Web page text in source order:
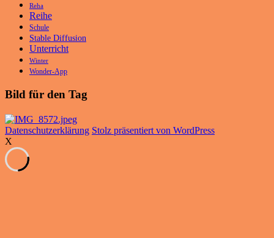
Reha
Reihe
Schule
Stable Diffusion
Unterricht
Winter
Wonder-App
Bild für den Tag
Datenschutzerklärung Stolz präsentiert von WordPress
X